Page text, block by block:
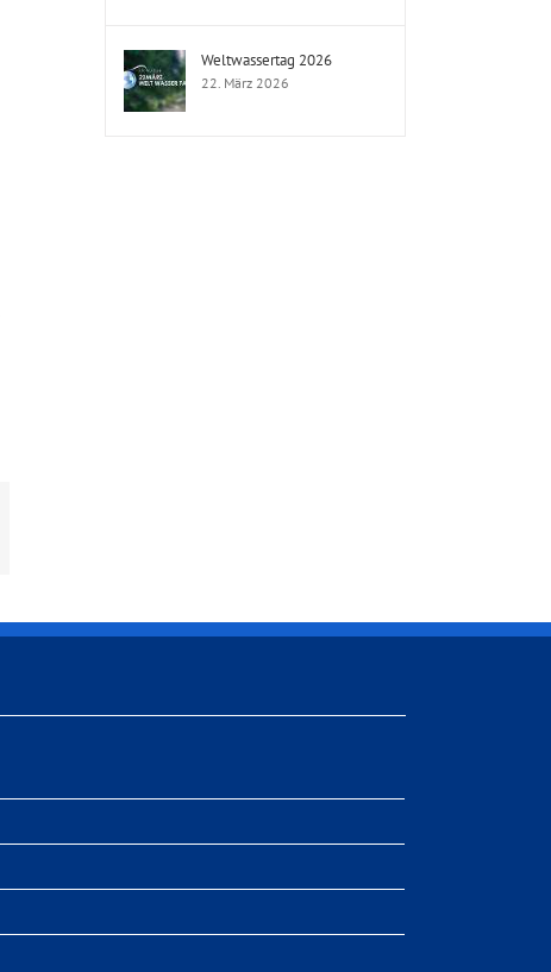
Weltwassertag 2026
22. März 2026